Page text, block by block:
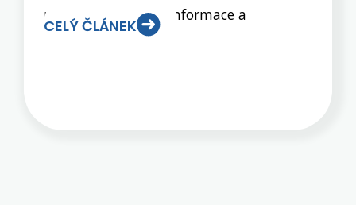
naleznete důležité informace a
dokumenty, s nimž je nutné se seznámit
CELÝ ČLÁNEK